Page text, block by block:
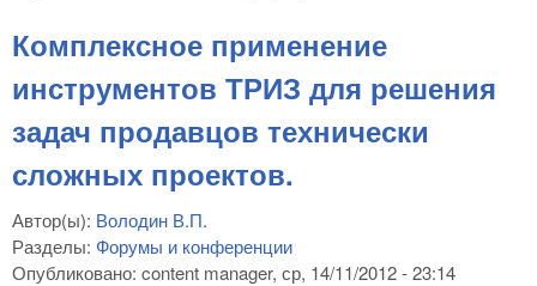
Комплексное применение
инструментов ТРИЗ для решения
задач продавцов технически
сложных проектов.
Автор(ы): Володин В.П.
Разделы: Форумы и конференции
Опубликовано: content manager, ср, 14/11/2012 - 23:14